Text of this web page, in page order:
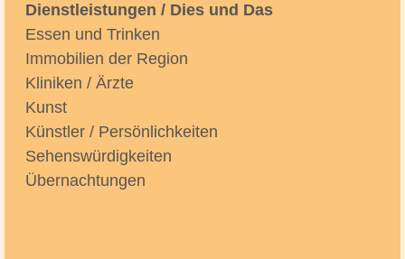
Dienstleistungen / Dies und Das
Essen und Trinken
Immobilien der Region
Kliniken / Ärzte
Kunst
Künstler / Persönlichkeiten
Sehenswürdigkeiten
Übernachtungen